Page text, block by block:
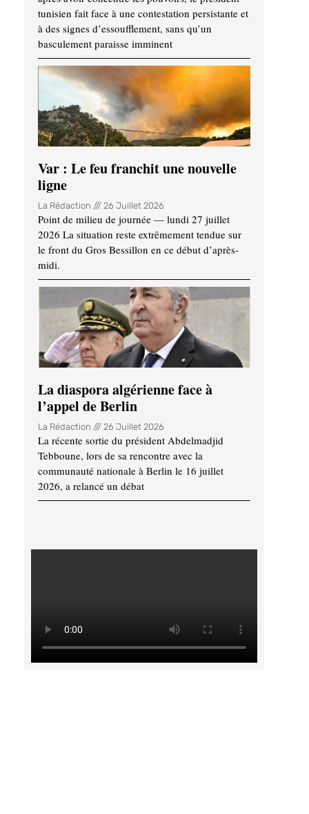
tunisien fait face à une contestation persistante et
à des signes d’essoufflement, sans qu’un
basculement paraisse imminent
Var : Le feu franchit une nouvelle
ligne
La Rédaction 26 Juillet 2026
Point de milieu de journée — lundi 27 juillet
2026 La situation reste extrêmement tendue sur
le front du Gros Bessillon en ce début d’après-
midi.
La diaspora algérienne face à
l’appel de Berlin
La Rédaction 26 Juillet 2026
La récente sortie du président Abdelmadjid
Tebboune, lors de sa rencontre avec la
communauté nationale à Berlin le 16 juillet
2026, a relancé un débat